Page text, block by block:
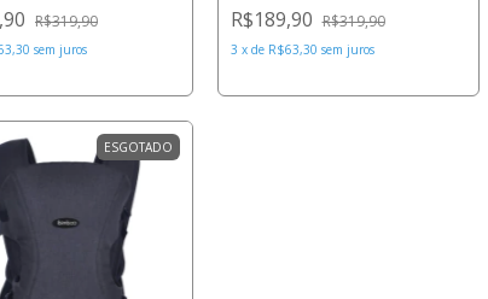
R$319,90
sem juros
R$189,90 R$319,90
3 x de R$63,30 sem juros
ESGOTADO